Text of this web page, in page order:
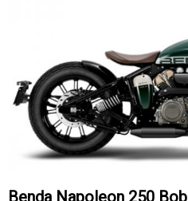
Benda Napoleon 250 Bobber Xanh Lá, Máy V,